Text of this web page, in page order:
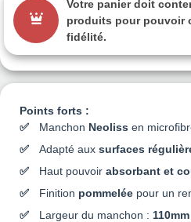
Points forts :
Manchon Neoliss en
Adapté aux surfaces
Haut pouvoir absorbant et
Finition pommelée pour un
Largeur du manchon : 110mm
Votre panier doit
produits pour pouvoir
fidélité.